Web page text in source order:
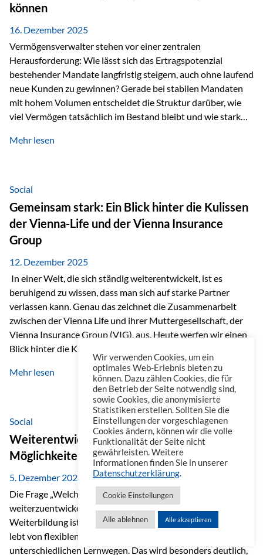
können
16. Dezember 2025
Vermögensverwalter stehen vor einer zentralen
Herausforderung: Wie lässt sich das Ertragspotenzial
bestehender Mandate langfristig steigern, auch ohne laufend
neue Kunden zu gewinnen? Gerade bei stabilen Mandaten
mit hohem Volumen entscheidet die Struktur darüber, wie
viel Vermögen tatsächlich im Bestand bleibt und wie stark
Beispiel verdeutlicht diese Wirkung besonders deutlich.
hinzukommen, spielt nicht nur die Rendite eine Rolle. Auch
steuerliche Effekte haben einen erheblichen Einfluss auf…
Mehr lesen
Social
Gemeinsam stark: Ein Blick hinter die Kulissen
der Vienna-Life und der Vienna Insurance
Group
12. Dezember 2025
In einer Welt, die sich ständig weiterentwickelt, ist es
beruhigend zu wissen, dass man sich auf starke Partner
verlassen kann. Genau das zeichnet die Zusammenarbeit
zwischen der Vienna Life und ihrer Muttergesellschaft, der
Vienna Insurance Group (VIG), aus. Heute werfen wir einen
Blick hinter die Kulissen auf eine Unternehmensgruppe mit
beeindruckender Geschichte, gewachsenem Know-how und
einem stabilen Fundament. Ein starkes Netzwerk in ganz
Europa Die Vienna Insurance Group ist die führende
Versicherungsgruppe in Zentral- und Osteuropa. Mit über
50 Versicherungsgesellschaften in insgesamt 30 Ländern
verbindet sie regionale Stärke mit internationaler
Kompetenz.
Mehr lesen
Social
Weiterentwicklung im Berufsalltag: Welche
Möglichkeiten es gibt
5. Dezember 2025
Die Frage „Welche Möglichkeiten gibt es, sich
weiterzuentwickeln?“ lässt sich heute vielseitig beantworten.
Weiterbildung ist längst kein starrer Prozess mehr, sondern
lebt von flexiblen Formaten, individuellen Bedürfnissen und
unterschiedlichen Lernwegen. Das wird besonders deutlich,
Wir verwenden Cookies, um ein
optimales Web-Erlebnis bieten zu
können. Dazu zählen Cookies, die für
den Betrieb der Seite notwendig sind,
sowie Cookies, die anonymisierte
Statistiken erstellen. Sollten Sie die
Einstellungen der vorgeschlagenen
Cookies ändern, können wir die volle
Funktionalität der Seite nicht
gewährleisten. Weitere
Informationen finden Sie in unserer
Datenschutzerklärung.
Cookie Einstellungen
Alle ablehnen Alle akzeptieren